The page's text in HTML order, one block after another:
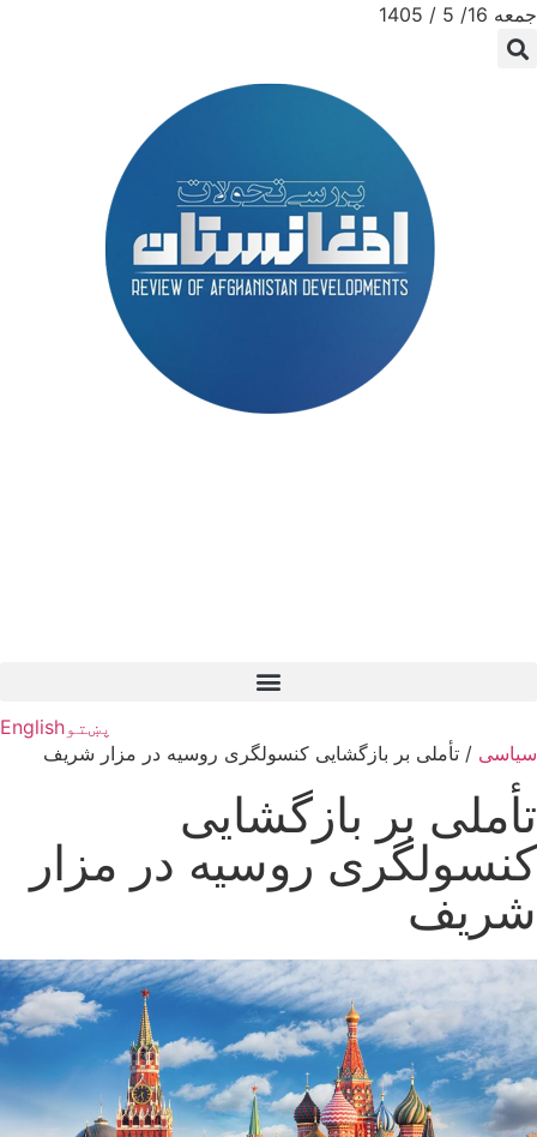
جمعه 16/ 5 / 1405
پښتوEnglish
سیاسی / تأملی بر بازگشایی کنسولگری روسیه در مزار شریف
تأملی بر بازگشایی
کنسولگری روسیه در مزار
شریف